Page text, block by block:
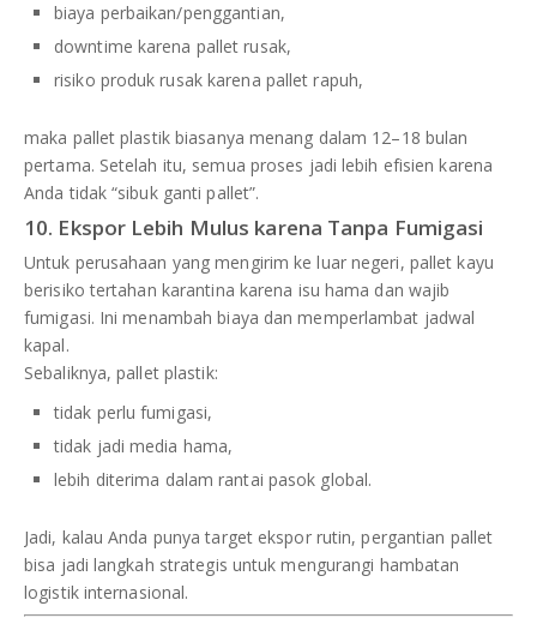
biaya perbaikan/penggantian,
downtime karena pallet rusak,
risiko produk rusak karena pallet rapuh,
maka pallet plastik biasanya menang dalam 12–18 bulan
pertama. Setelah itu, semua proses jadi lebih efisien karena
Anda tidak “sibuk ganti pallet”.
10. Ekspor Lebih Mulus karena Tanpa Fumigasi
Untuk perusahaan yang mengirim ke luar negeri, pallet kayu
berisiko tertahan karantina karena isu hama dan wajib
fumigasi. Ini menambah biaya dan memperlambat jadwal
kapal.
Sebaliknya, pallet plastik:
tidak perlu fumigasi,
tidak jadi media hama,
lebih diterima dalam rantai pasok global.
Jadi, kalau Anda punya target ekspor rutin, pergantian pallet
bisa jadi langkah strategis untuk mengurangi hambatan
logistik internasional.